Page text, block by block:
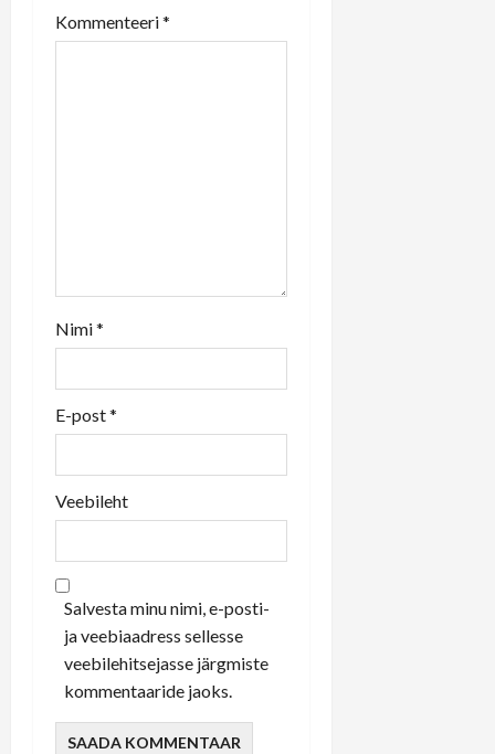
i
Kommenteeri*
Nimi*
E-post*
Veebileht
Salvesta minu nimi, e-posti-
ja veebiaadress sellesse
veebilehitsejasse järgmiste
kommentaaride jaoks.